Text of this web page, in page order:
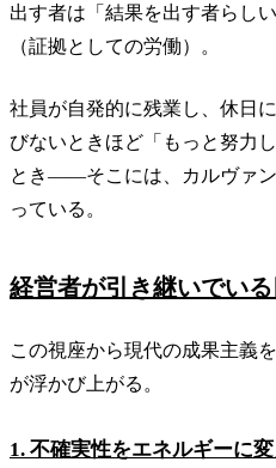
出す者は「結果を出す者らし
（証拠としての労働）。
社員が自発的に残業し、休日
びないときほど「もっと努力
とき——そこには、カルヴァ
っている。
経営者が引き継いでい
この視座から現代の成果主義
が浮かび上がる。
1. 不確実性をエネルギーに